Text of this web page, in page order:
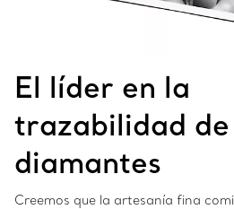
El líder en la
trazabilidad de
diamantes
Creemos que la artesanía fina